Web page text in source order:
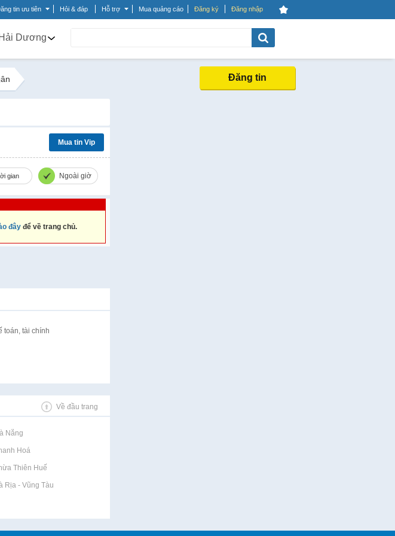
tin ưu tiên Hỏi & đáp Hỗ trợ Mua quảng cáo Đăng ký Đăng nhập
Hải Dương
Đăng tin
Mua tin Vip
gian Ngoài giờ
đây để về trang chủ.
toán, tài chính
Về đầu trang
Nẵng
Hoá
Thiên Huế
Rịa - Vũng Tàu